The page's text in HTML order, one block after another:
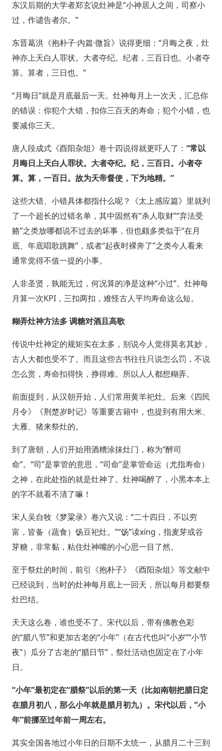
东汉后期的大学者郑玄说灶神是“小神居人之间，司察小
过，作谴告者尔。”
东晋葛洪《抱朴子·内篇·微旨》说得更细：“月晦之夜，灶
神亦上天白人罪状。大者夺纪。纪者，三百日也。小者夺
算。算者，三日也。”
“月晦日”就是月底最后一天。灶神每月上一次天，汇总你
的错误：你犯个大错，扣你三百天的寿命；犯个小错，也
要减你三天。
唐人段成式《酉阳杂俎》卷十四说得就更吓人了： “常以
月晦日上天白人罪状。大者夺纪。纪，三百日。小者夺
算。算，一百日。故为天帝督使，下为地精。”
这些大错、小错具体都指什么呢？《太上感应篇》里就列
了一个超长的过错名单，其中固然有“杀人取财”“弃法受
赂”之类放哪都说不过去的坏事，但也颇多类似于“在月
底、年底唱歌跳舞”，或者“起夜时裸奔了”之类今人看来
通常觉得不值一提的小事。
人非圣贤，孰能无过，何况算的净是这种“小过”。灶神每
月算一次KPI，三扣两扣，难怪古人平均寿命这么短。
糊弄灶神方法多调糖对酒且高歌
传说中灶神定的规矩实在太多，别说今人觉得莫名其妙，
古人大都也受不了。而且这些古书往往只说怎么罚，不说
怎么赏，寿命扣得快，挣得难。所以人人都想糊弄。
前面提到，从汉朝开始，人们常用黄羊祀灶。后来《四民
月令》《荆楚岁时记》等重要古籍中，也提到有用大米、
大雁、猪来祭灶的。
到了唐朝，人们开始用酒糟涂抹灶门，称为“醉司
命”。“司”是掌管的意思，“司命”是掌管命运（尤指寿命）
之神，在此处指的就是灶神了。灶神喝醉了，小黑本本上
的字不就看不清了嘛！
宋人吴自牧《梦粱录》卷六又说：“二十四日，不以穷
富，皆备（蔬食）饧豆祀灶。”“饧”读xínɡ，指麦芽或谷
芽糖，非常黏，粘住灶神嘴的小心思一目了然。
至于祭灶的时间，前引《抱朴子》《酉阳杂俎》等文献中
已经说到，当时的灶神每月底上一回天，所以每月都要祭
灶巴结。
天天这么卷，谁也受不了。宋代以后，带有佛教色彩
的“腊八节”和更加古老的“小年”（在古代也叫“小岁”“小节
夜”）瓜分了古老的“腊日节”，祭灶活动也固定在了小年
日。
“小年”最初定在“腊祭”以后的第一天（比如南朝把腊日定
在腊月初八，那么小年就是腊月初九）。宋代以后，“小
年”前挪至过年前一周左右。
其实全国各地过小年日的日期不太统一，从腊月二十三到